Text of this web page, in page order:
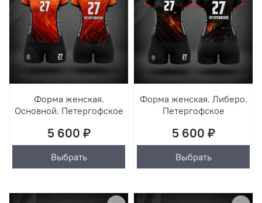
Форма женская.
Основной. Петергофское
5 600 ₽
Выбрать
Форма женская. Либеро.
Петергофское
5 600 ₽
Выбрать